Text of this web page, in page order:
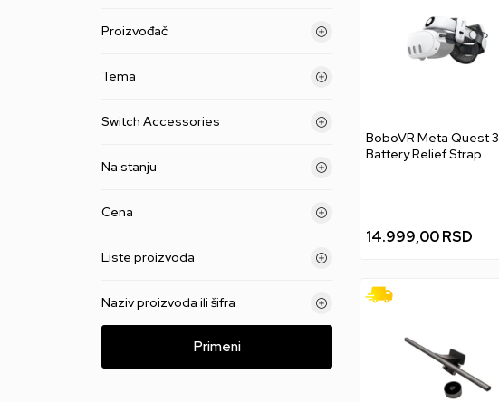
Proizvođač
Tema
Switch Accessories
Na stanju
Cena
Liste proizvoda
Naziv proizvoda ili šifra
Primeni
BoboVR Meta Quest 3
Battery Relief Strap
14.999,00RSD